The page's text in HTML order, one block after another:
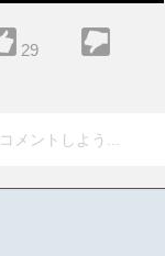
29
コメントしよう...